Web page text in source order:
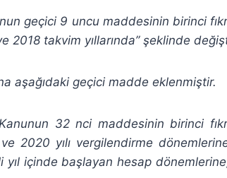
geçici 9 uncu maddesinin birinci
2018 takvim yıllarında” şeklinde
aşağıdaki geçici madde eklenmiştir.
32 nci maddesinin birinci
ve 2020 yılı vergilendirme
içinde başlayan hesap